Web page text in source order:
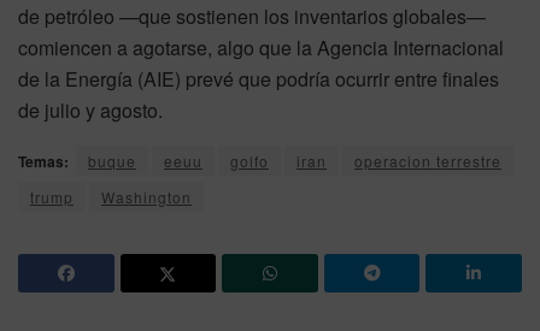
de petróleo —que sostienen los inventarios globales—
comiencen a agotarse, algo que la Agencia Internacional
de la Energía (AIE) prevé que podría ocurrir entre finales
de julio y agosto.
Temas: buque eeuu golfo iran
operacion terrestre
trump
Washington